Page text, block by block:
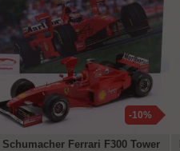
-10%
Schumacher Ferrari F300 Tower